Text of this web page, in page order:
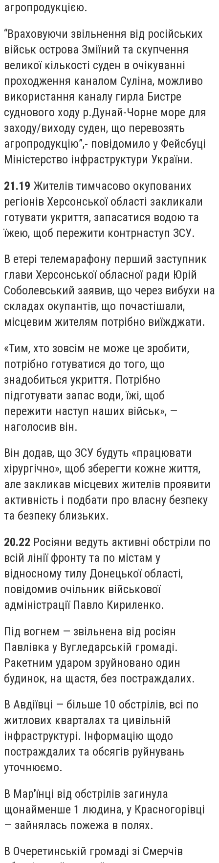
агропродукцією.
“Враховуючи звільнення від російських
військ острова Зміїний та скупчення
великої кількості суден в очікуванні
проходження каналом Суліна, можливо
використання каналу гирла Бистре
суднового ходу р.Дунай-Чорне море для
заходу/виходу суден, що перевозять
агропродукцію”,- повідомило у Фейсбуці
Міністерство інфраструктури України.
21.19 Жителів тимчасово окупованих
регіонів Херсонської області закликали
готувати укриття, запасатися водою та
їжею, щоб пережити контрнаступ ЗСУ.
В етері телемарафону перший заступник
глави Херсонської обласної ради Юрій
Соболевський заявив, що через вибухи на
складах окупантів, що почастішали,
місцевим жителям потрібно виїжджати.
«Тим, хто зовсім не може це зробити,
потрібно готуватися до того, що
знадобиться укриття. Потрібно
підготувати запас води, їжі, щоб
пережити наступ наших військ», —
наголосив він.
Він додав, що ЗСУ будуть «працювати
хірургічно», щоб зберегти кожне життя,
але закликав місцевих жителів проявити
активність і подбати про власну безпеку
та безпеку близьких.
20.22 Росіяни ведуть активні обстріли по
всій лінії фронту та по містам у
відносному тилу Донецької області,
повідомив очільник військової
адміністрації Павло Кириленко.
Під вогнем — звільнена від росіян
Павлівка у Вугледарській громаді.
Ракетним ударом зруйновано один
будинок, на щастя, без постраждалих.
В Авдіївці — більше 10 обстрілів, всі по
житлових кварталах та цивільній
інфраструктурі. Інформацію щодо
постраждалих та обсягів руйнувань
уточнюємо.
В Мар'їнці від обстрілів загинула
щонайменше 1 людина, у Красногорівці
— зайнялась пожежа в полях.
В Очеретинській громаді зі Смерчів